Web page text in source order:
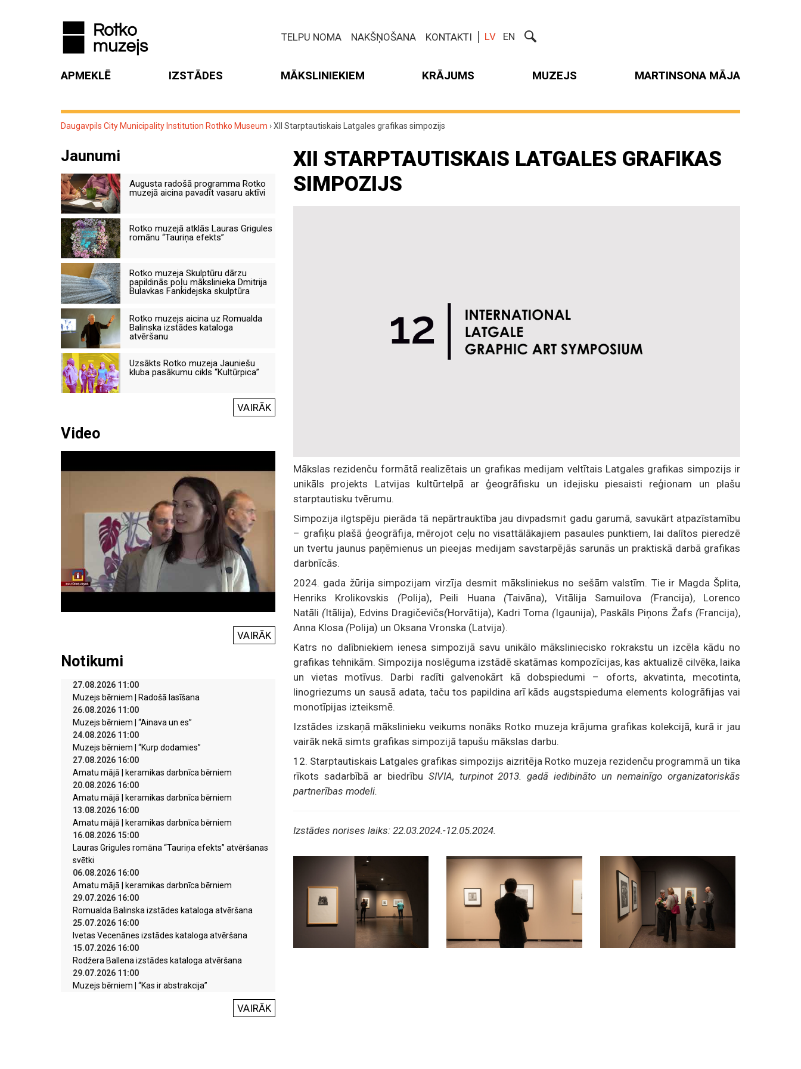
TELPU NOMA NAKŠŅOŠANA KONTAKTI LV EN
APMEKLĒ IZSTĀDES MĀKSLINIEKIEM KRĀJUMS MUZEJS MARTINSONA MĀJA
Daugavpils City Municipality Institution Rothko Museum ›XII Starptautiskais Latgales grafikas simpozijs
XII STARPTAUTISKAIS LATGALES GRAFIKAS
SIMPOZIJS
Mākslas rezidenču formātā realizētais un grafikas medijam veltītais Latgales grafikas simpozijs ir
unikāls projekts Latvijas kultūrtelpā ar ģeogrāfisku un idejisku piesaisti reģionam un plašu
starptautisku tvērumu.
Simpozija ilgtspēju pierāda tā nepārtrauktība jau divpadsmit gadu garumā, savukārt atpazīstamību
– grafiķu plašā ģeogrāfija, mērojot ceļu no visattālākajiem pasaules punktiem, lai dalītos pieredzē
un tvertu jaunus paņēmienus un pieejas medijam savstarpējās sarunās un praktiskā darbā grafikas
darbnīcās.
2024. gada žūrija simpozijam virzīja desmit māksliniekus no sešām valstīm. Tie ir Magda Šplita,
Henriks Krolikovskis (Polija), Peili Huana (Taivāna), Vitālija Samuilova (Francija), Lorenco
Natāli (Itālija), Edvins Dragičevičs(Horvātija), Kadri Toma (Igaunija), Paskāls Piņons Žafs (Francija),
Anna Klosa (Polija) un Oksana Vronska (Latvija).
Katrs no dalībniekiem ienesa simpozijā savu unikālo māksliniecisko rokrakstu un izcēla kādu no
grafikas tehnikām. Simpozija noslēguma izstādē skatāmas kompozīcijas, kas aktualizē cilvēka, laika
un vietas motīvus. Darbi radīti galvenokārt kā dobspiedumi – oforts, akvatinta, mecotinta,
linogriezums un sausā adata, taču tos papildina arī kāds augstspieduma elements kologrāfijas vai
monotīpijas izteiksmē.
Izstādes izskaņā mākslinieku veikums nonāks Rotko muzeja krājuma grafikas kolekcijā, kurā ir jau
vairāk nekā simts grafikas simpozijā tapušu mākslas darbu.
12. Starptautiskais Latgales grafikas simpozijs aizritēja Rotko muzeja rezidenču programmā un tika
rīkots sadarbībā ar biedrību SIVIA, turpinot 2013. gadā iedibināto un nemainīgo organizatoriskās
partnerības modeli.
Izstādes norises laiks: 22.03.2024.-12.05.2024.
Jaunumi
Augusta radošā programma Rotko
muzejā aicina pavadīt vasaru aktīvi
Rotko muzejā atklās Lauras Grigules
romānu “Tauriņa efekts”
Rotko muzeja Skulptūru dārzu
papildinās poļu mākslinieka Dmitrija
Bulavkas Fankidejska skulptūra
Rotko muzejs aicina uz Romualda
Balinska izstādes kataloga
atvēršanu
Uzsākts Rotko muzeja Jauniešu
kluba pasākumu cikls “Kultūrpica”
VAIRĀK
Video
VAIRĀK
Notikumi
27.08.2026 11:00
Muzejs bērniem | Radošā lasīšana
26.08.2026 11:00
Muzejs bērniem | “Ainava un es”
24.08.2026 11:00
Muzejs bērniem | “Kurp dodamies”
27.08.2026 16:00
Amatu mājā | keramikas darbnīca bērniem
20.08.2026 16:00
Amatu mājā | keramikas darbnīca bērniem
13.08.2026 16:00
Amatu mājā | keramikas darbnīca bērniem
16.08.2026 15:00
Lauras Grigules romāna “Tauriņa efekts” atvēršanas
svētki
06.08.2026 16:00
Amatu mājā | keramikas darbnīca bērniem
29.07.2026 16:00
Romualda Balinska izstādes kataloga atvēršana
25.07.2026 16:00
Ivetas Vecenānes izstādes kataloga atvēršana
15.07.2026 16:00
Rodžera Ballena izstādes kataloga atvēršana
29.07.2026 11:00
Muzejs bērniem | “Kas ir abstrakcija”
VAIRĀK